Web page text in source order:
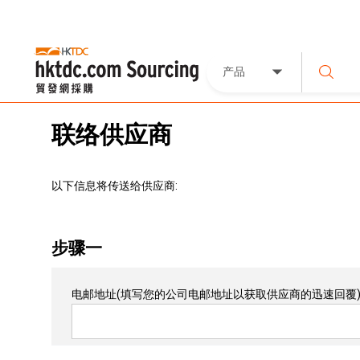
产品
联络供应商
以下信息将传送给供应商:
步骤一
电邮地址(填写您的公司电邮地址以获取供应商的迅速回覆)